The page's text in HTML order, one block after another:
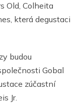
Old, Colheita
která degustaci
budou
Gobal
zúčastní
Jr.